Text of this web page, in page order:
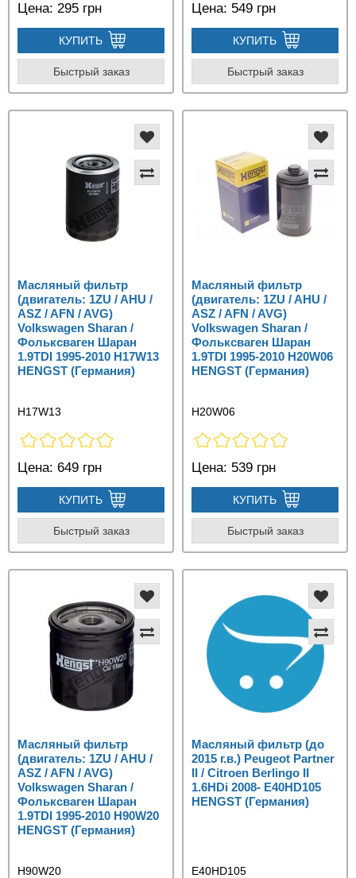
Цена: 295 грн
КУПИТЬ
Быстрый заказ
Цена: 549 грн
КУПИТЬ
Быстрый заказ
Масляный фильтр
(двигатель: 1ZU / AHU /
ASZ / AFN / AVG)
Volkswagen Sharan /
Фольксваген Шаран
1.9TDI 1995-2010 H17W13
HENGST (Германия)
H17W13
Цена: 649 грн
КУПИТЬ
Быстрый заказ
Масляный фильтр
(двигатель: 1ZU / AHU /
ASZ / AFN / AVG)
Volkswagen Sharan /
Фольксваген Шаран
1.9TDI 1995-2010 H20W06
HENGST (Германия)
H20W06
Цена: 539 грн
КУПИТЬ
Быстрый заказ
Масляный фильтр
(двигатель: 1ZU / AHU /
ASZ / AFN / AVG)
Volkswagen Sharan /
Фольксваген Шаран
1.9TDI 1995-2010 H90W20
HENGST (Германия)
H90W20
Масляный фильтр (до
2015 г.в.) Peugeot Partner
II / Citroen Berlingo II
1.6HDi 2008- E40HD105
HENGST (Германия)
E40HD105